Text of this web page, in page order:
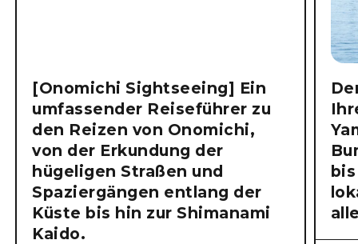
[Onomichi Sightseeing] Ein
umfassender Reiseführer zu
den Reizen von Onomichi,
von der Erkundung der
hügeligen Straßen und
Spaziergängen entlang der
Küste bis hin zur Shimanami
Kaido.